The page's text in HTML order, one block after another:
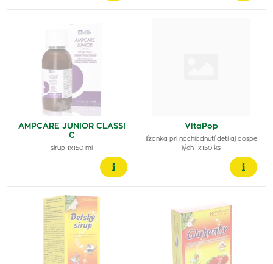
AMPCARE JUNIOR CLASSI
C
sirup 1x150 ml
VitaPop
lízanka pri nachladnutí detí aj dospe
lých 1x150 ks